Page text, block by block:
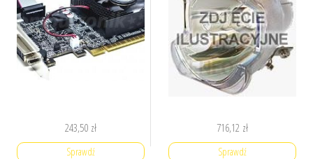
243,50 zł
Sprawdź
716,12 zł
Sprawdź